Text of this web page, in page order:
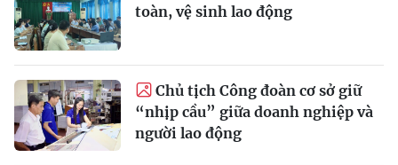
toàn, vệ sinh lao động
Chủ tịch Công đoàn cơ sở giữ
“nhịp cầu” giữa doanh nghiệp và
người lao động